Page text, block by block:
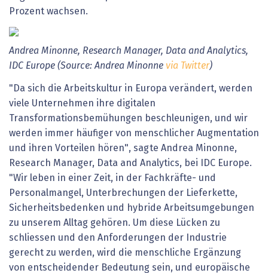
Prozent wachsen.
Andrea Minonne, Research Manager, Data and Analytics,
IDC Europe (Source: Andrea Minonne via Twitter)
"Da sich die Arbeitskultur in Europa verändert, werden
viele Unternehmen ihre digitalen
Transformationsbemühungen beschleunigen, und wir
werden immer häufiger von menschlicher Augmentation
und ihren Vorteilen hören", sagte Andrea Minonne,
Research Manager, Data and Analytics, bei IDC Europe.
"Wir leben in einer Zeit, in der Fachkräfte- und
Personalmangel, Unterbrechungen der Lieferkette,
Sicherheitsbedenken und hybride Arbeitsumgebungen
zu unserem Alltag gehören. Um diese Lücken zu
schliessen und den Anforderungen der Industrie
gerecht zu werden, wird die menschliche Ergänzung
von entscheidender Bedeutung sein, und europäische